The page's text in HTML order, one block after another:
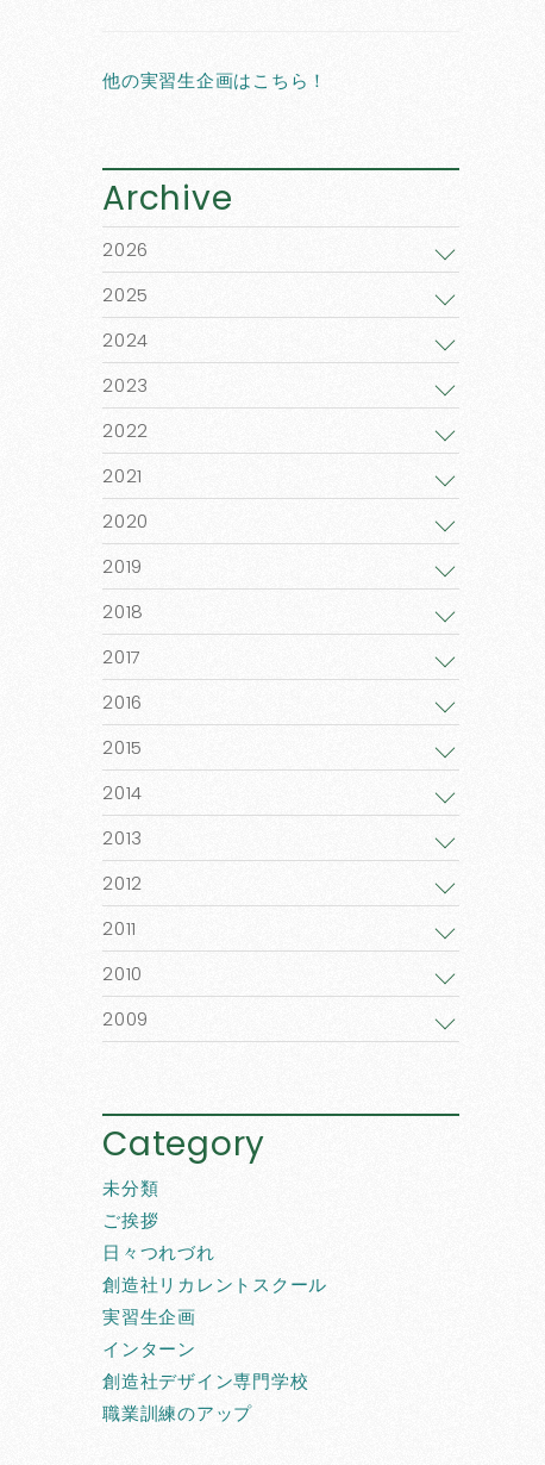
他の実習生企画はこちら！
Archive
2026
2025
2024
2023
2022
2021
2020
2019
2018
2017
2016
2015
2014
2013
2012
2011
2010
2009
Category
未分類
ご挨拶
日々つれづれ
創造社リカレントスクール
実習生企画
インターン
創造社デザイン専門学校
職業訓練のアップ